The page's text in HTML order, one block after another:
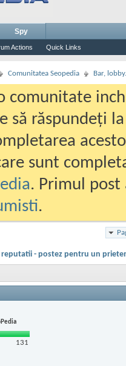
Actions Quick Links
Spy
Comunitatea Seopedia Bar,
comunitate
să răspundeți
sunt
. Primul
.
reputatii - postez pentru un
131